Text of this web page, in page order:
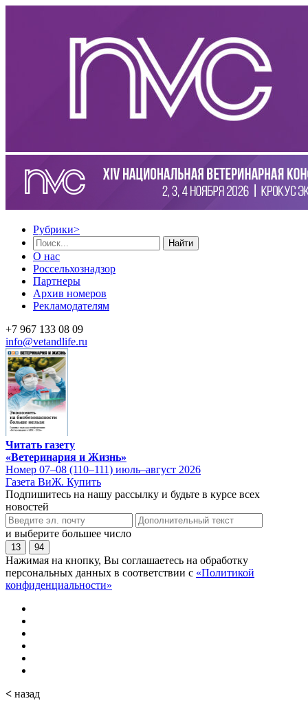
Рубрики>
Найти
О нас
Россельхознадзор
Партнеры
Архив номеров
Рекламодателям
+7 967 133 08 09
info@vetandlife.ru
Читать газету
«Ветеринария и Жизнь»
Номер 07–08 (110–111) июль–август 2026
Газета ВиЖ. Купить
Подпишитесь на нашу рассылку и будьте в курсе всех
новостей
и выберите большее число
13 94
Нажимая на кнопку, Вы соглашаетесь на обработку
персональных данных в соответствии с «Политикой
конфиденциальности»
< назад